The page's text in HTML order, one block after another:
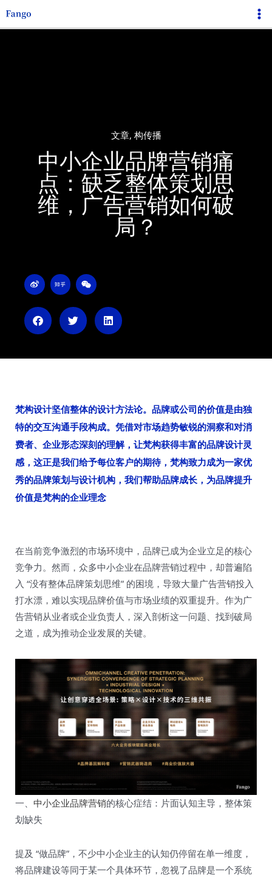
跳
至
文章, 构传播
中小企业品牌营销痛
点：缺乏整体策划思
维，广告营销如何破
局？​
W
e
i
Z
h
i
u
W
e
i
i
n
梵构设计坚信整体的设计方法论。品牌或公司的价值是由独
特的交互沟通手段构成。凭借对市场趋势敏锐的洞察和对消
费者、企业形态深刻的理解，让梵构获得丰富的品牌设计灵
感，这正是我们给予每位客户的期待，梵构致力成为一家优
秀的品牌策划与设计机构，我们帮助品牌成长，为品牌提升
价值是梵构的企业理念
在当前竞争激烈的市场环境中，品牌已成为企业立足的核心
竞争力。然而，众多中小企业在品牌营销过程中，却普遍陷
入 “没有整体品牌策划思维” 的困境，导致大量广告营销投入
打水漂，难以实现品牌价值与市场业绩的双重提升。作为广
告营销从业者或企业负责人，深入剖析这一问题、找到破局
之道，成为推动企业发展的关键。​
一、 中小企业品牌营销的核心症结：片面认知主导，整体策
划缺失​
提及 “做品牌”，不少中小企业主的认知仍停留在单一维度，
将品牌建设等同于某一个具体环节，忽视了品牌是一个系统